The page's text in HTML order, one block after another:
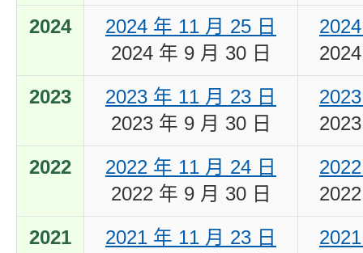
2024
2024 年 11 月 25 日
2024 年 9 月 30 日
2023
2023 年 11 月 23 日
2023 年 9 月 30 日
2022
2022 年 11 月 24 日
2022 年 9 月 30 日
2021
2021 年 11 月 23 日